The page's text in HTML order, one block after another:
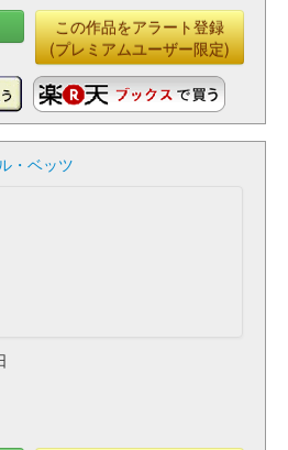
この作品をアラート登録
(プレミアムユーザー限定)
・ベッツ